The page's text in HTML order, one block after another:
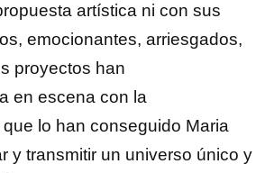
artística ni con sus
emocionantes, arriesgados,
proyectos han
en escena con la
lo han conseguido Maria
y transmitir un universo único y